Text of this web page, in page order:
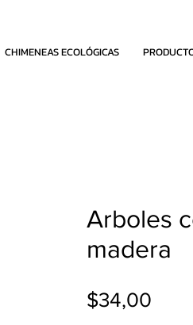
CHIMENEAS ECOLÓGICAS
Arboles
madera
$34,00